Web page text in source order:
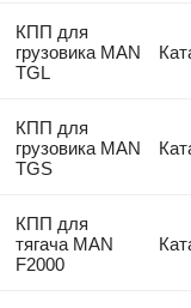
КПП для
грузовика MAN
TGL
КПП для
грузовика MAN
TGS
КПП для
тягача MAN
F2000